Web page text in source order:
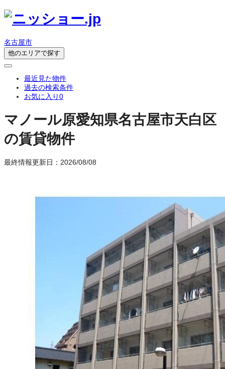
名古屋市
他のエリアで探す
最近見た物件
過去の検索条件
お気に入り0
マノール原愛知県名古屋市天白区
の賃貸物件
最終情報更新日：2026/08/08